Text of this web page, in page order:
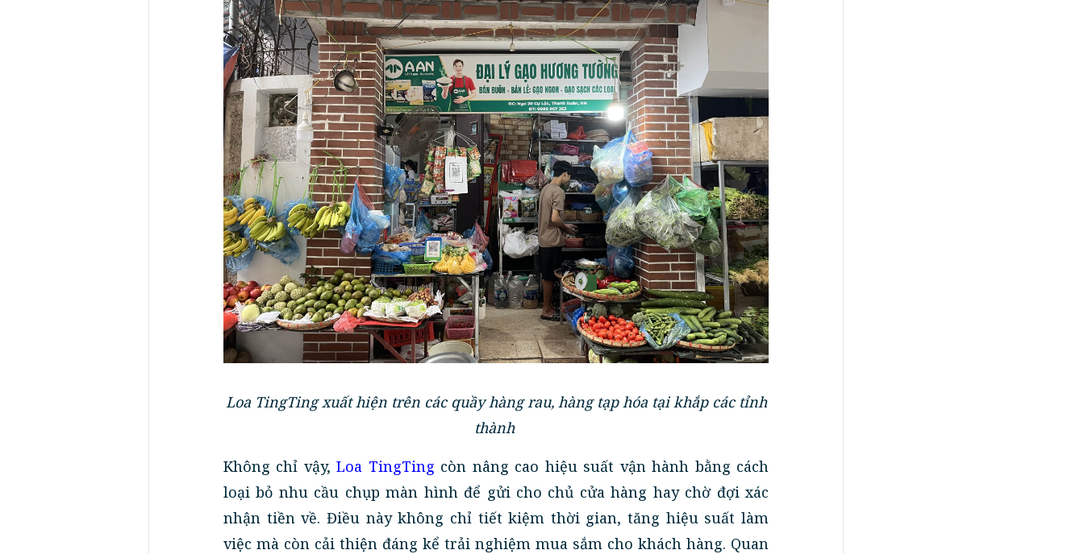
Loa TingTing xuất hiện trên các quầy hàng rau, hàng tạp hóa tại khắp các tỉnh
thành
Không chỉ vậy, Loa TingTing còn nâng cao hiệu suất vận hành bằng cách
loại bỏ nhu cầu chụp màn hình để gửi cho chủ cửa hàng hay chờ đợi xác
nhận tiền về. Điều này không chỉ tiết kiệm thời gian, tăng hiệu suất làm
việc mà còn cải thiện đáng kể trải nghiệm mua sắm cho khách hàng. Quan